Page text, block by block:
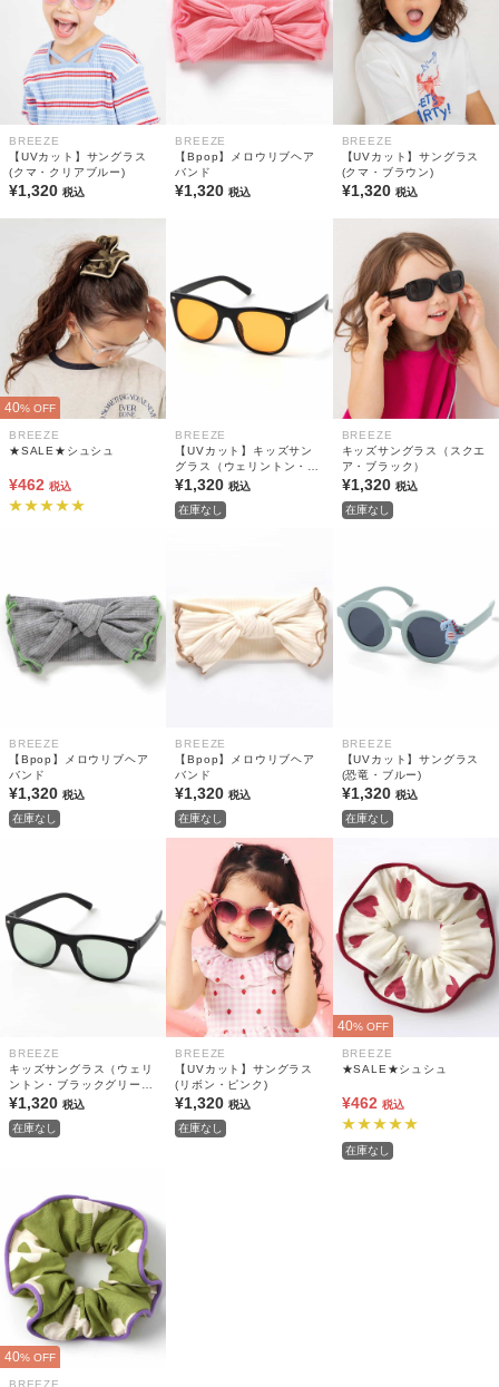
BREEZE
【UVカット】サングラス
(クマ・クリアブルー)
¥1,320 税込
BREEZE
【Bpop】メロウリブヘア
バンド
¥1,320税込
BREEZE
【UVカット】サングラス
(クマ・ブラウン)
¥1,320 税込
40% OFF
BREEZE
★SALE★シュシュ
¥462 税込
BREEZE
【UVカット】キッズサン
グラス（ウェリントン・ブ
ラックオレンジ）
¥1,320税込
在庫なし
BREEZE
キッズサングラス（スクエ
ア・ブラック）
¥1,320 税込
在庫なし
BREEZE
【Bpop】メロウリブヘア
バンド
¥1,320 税込
在庫なし
BREEZE
【Bpop】メロウリブヘア
バンド
¥1,320税込
在庫なし
BREEZE
【UVカット】サングラス
(恐竜・ブルー)
¥1,320 税込
在庫なし
BREEZE
キッズサングラス（ウェリ
ントン・ブラックグリー
ン）
¥1,320 税込
在庫なし
BREEZE
【UVカット】サングラス
(リボン・ピンク)
¥1,320税込
在庫なし
40% OFF
BREEZE
★SALE★シュシュ
¥462 税込
在庫なし
40% OFF